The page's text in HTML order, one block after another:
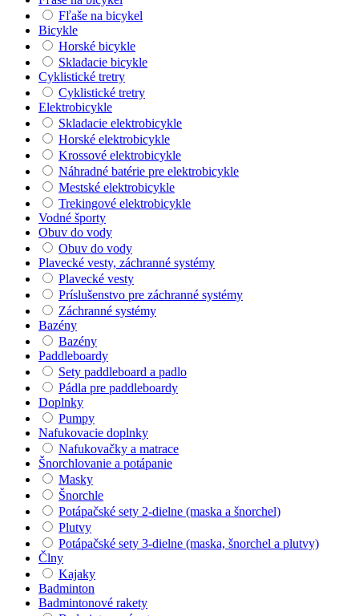
Fľaše na bicykel
Bicykle
Horské bicykle
Skladacie bicykle
Cyklistické tretry
Cyklistické tretry
Elektrobicykle
Skladacie elektrobicykle
Horské elektrobicykle
Krossové elektrobicykle
Náhradné batérie pre elektrobicykle
Mestské elektrobicykle
Trekingové elektrobicykle
Vodné športy
Obuv do vody
Obuv do vody
Plavecké vesty, záchranné systémy
Plavecké vesty
Príslušenstvo pre záchranné systémy
Záchranné systémy
Bazény
Bazény
Paddleboardy
Sety paddleboard a padlo
Pádla pre paddleboardy
Doplnky
Pumpy
Nafukovacie doplnky
Nafukovačky a matrace
Šnorchlovanie a potápanie
Masky
Šnorchle
Potápačské sety 2-dielne (maska a šnorchel)
Plutvy
Potápačské sety 3-dielne (maska, šnorchel a plutvy)
Člny
Kajaky
Badminton
Badmintonové rakety